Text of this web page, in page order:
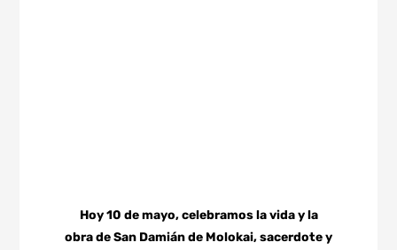
Hoy 10 demayo, celebramos la vida y la
obradeSan Damiánde Molokai, sacerdote y